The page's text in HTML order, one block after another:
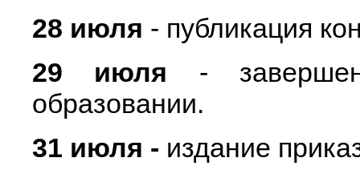
28 июля - публикация
29 июля -
образовании.
31 июля - издание